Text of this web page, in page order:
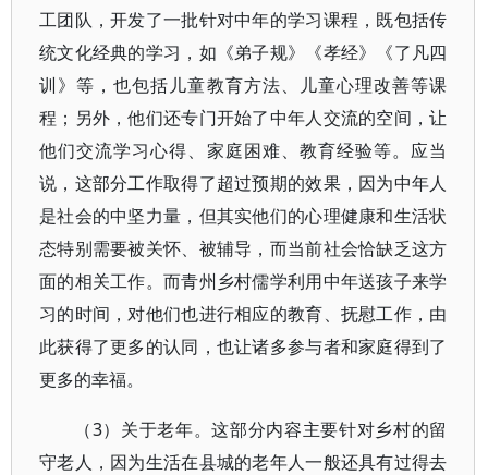
工团队，开发了一批针对中年的学习课程，既包括传
统文化经典的学习，如《弟子规》《孝经》《了凡四
训》等，也包括儿童教育方法、儿童心理改善等课
程；另外，他们还专门开始了中年人交流的空间，让
他们交流学习心得、家庭困难、教育经验等。应当
说，这部分工作取得了超过预期的效果，因为中年人
是社会的中坚力量，但其实他们的心理健康和生活状
态特别需要被关怀、被辅导，而当前社会恰缺乏这方
面的相关工作。而青州乡村儒学利用中年送孩子来学
习的时间，对他们也进行相应的教育、抚慰工作，由
此获得了更多的认同，也让诸多参与者和家庭得到了
更多的幸福。
（3）关于老年。这部分内容主要针对乡村的留
守老人，因为生活在县城的老年人一般还具有过得去